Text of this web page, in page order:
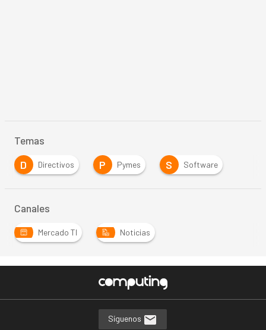
Temas
D
Directivos P Pymes S Software
Canales
Mercado TI Noticias
Síguenos